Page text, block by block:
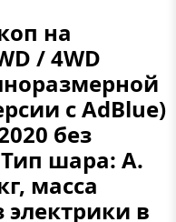
на
/ 4WD
с AdBlue)
без
шара: A.
масса
электрики в